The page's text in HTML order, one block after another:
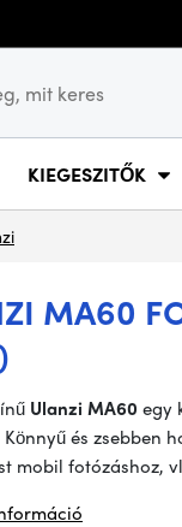
KIEGESZITŐK
MA60
Ulanzi MA60 egy
Könnyű és zsebben
mobil fotózáshoz,